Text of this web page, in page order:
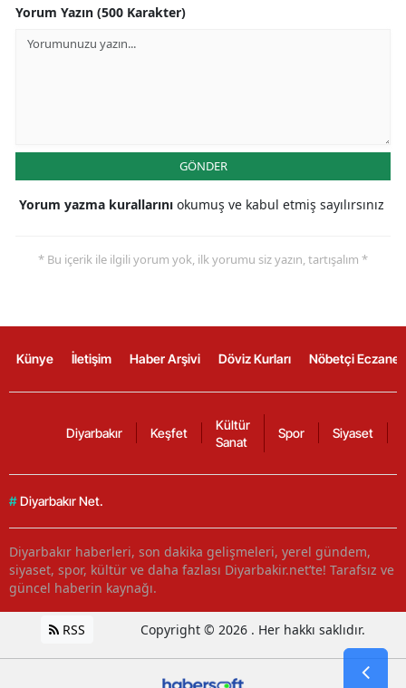
Yorum Yazın (500 Karakter)
GÖNDER
Yorum yazma kurallarını okumuş ve kabul etmiş sayılırsınız
* Bu içerik ile ilgili yorum yok, ilk yorumu siz yazın, tartışalım *
Künye İletişim Haber Arşivi Döviz Kurları Nöbetçi
Diyarbakır Keşfet
Kültür
Sanat
Spor Siyaset
# Diyarbakır Net.
Diyarbakır haberleri, son dakika gelişmeleri, yerel gündem,
siyaset, spor, kültür ve daha fazlası Diyarbakir.net’te! Tarafsız ve
güncel haberin kaynağı.
RSS Copyright © 2026 . Her hakkı saklıdır.